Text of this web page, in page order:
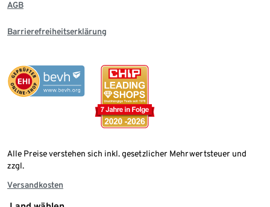
AGB
Barrierefreiheitserklärung
Alle Preise verstehen sich inkl. gesetzlicher Mehrwertsteuer und
zzgl.
Versandkosten